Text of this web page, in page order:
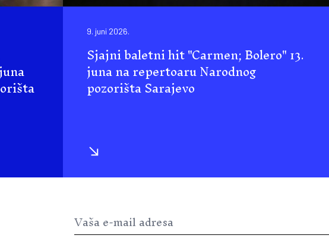
9. juni 2026.
Sjajni baletni hit "Carmen; Bolero" 13.
juna na repertoaru Narodnog
pozorišta Sarajevo